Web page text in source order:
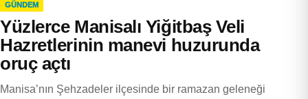
GÜNDEM
Yüzlerce Manisalı Yiğitbaş Veli
Hazretlerinin manevi huzurunda
oruç açtı
Manisa’nın Şehzadeler ilçesinde bir ramazan geleneği